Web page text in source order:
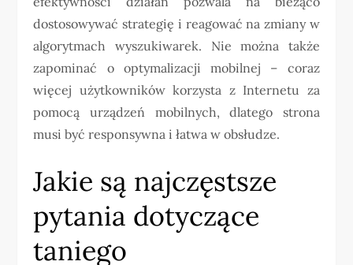
dostosowywać strategię i reagować na zmiany w
algorytmach wyszukiwarek. Nie można także
zapominać o optymalizacji mobilnej – coraz
więcej użytkowników korzysta z Internetu za
pomocą urządzeń mobilnych, dlatego strona
musi być responsywna i łatwa w obsłudze.
Jakie są najczęstsze
pytania dotyczące
taniego